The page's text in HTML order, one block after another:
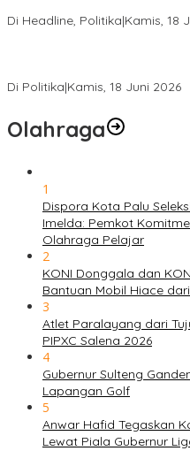
Di Headline, Politika|Kamis, 18
Di Politika|Kamis, 18 Juni 2026
Olahraga
1
Dispora Kota Palu
Imelda: Pemkot
Olahraga Pelajar
2
KONI Donggala dan
Bantuan Mobil Hiace
3
Atlet Paralayang dari
PIPXC Salena 2026
4
Gubernur Sulteng
Lapangan Golf
5
Anwar Hafid Tegaskan
Lewat Piala Gubernur